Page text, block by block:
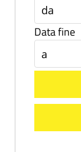
Data fine